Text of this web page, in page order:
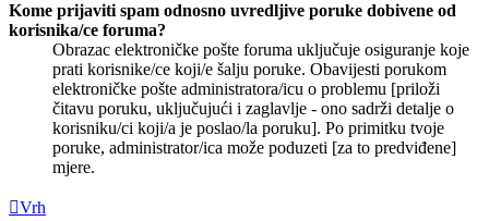
Kome prijaviti spam odnosno uvredljive poruke dobivene od
korisnika/ce foruma?
Obrazac elektroničke pošte foruma uključuje osiguranje koje
prati korisnike/ce koji/e šalju poruke. Obavijesti porukom
elektroničke pošte administratora/icu o problemu [priloži
čitavu poruku, uključujući i zaglavlje - ono sadrži detalje o
korisniku/ci koji/a je poslao/la poruku]. Po primitku tvoje
poruke, administrator/ica može poduzeti [za to predviđene]
mjere.
Vrh